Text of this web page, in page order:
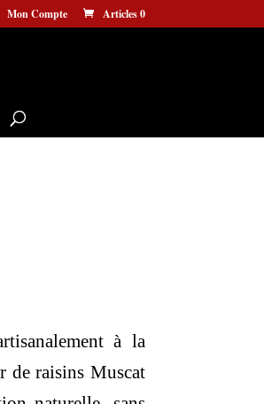
Mon Compte Articles 0
à la
de raisins Muscat